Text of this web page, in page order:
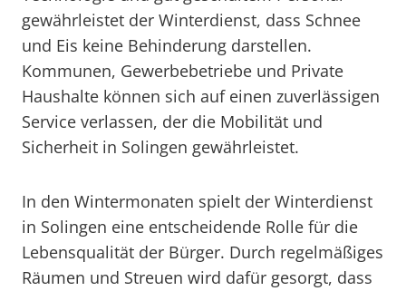
gewährleistet der Winterdienst, dass Schnee
und Eis keine Behinderung darstellen.
Kommunen, Gewerbebetriebe und Private
Haushalte können sich auf einen zuverlässigen
Service verlassen, der die Mobilität und
Sicherheit in Solingen gewährleistet.
In den Wintermonaten spielt der Winterdienst
in Solingen eine entscheidende Rolle für die
Lebensqualität der Bürger. Durch regelmäßiges
Räumen und Streuen wird dafür gesorgt, dass